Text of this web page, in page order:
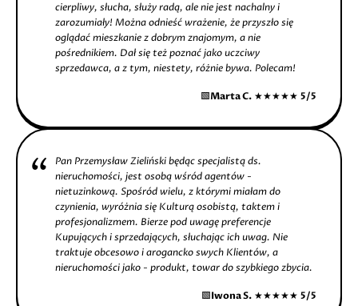
cierpliwy, słucha, służy radą, ale nie jest nachalny i
zarozumiały! Można odnieść wrażenie, że przyszło się
oglądać mieszkanie z dobrym znajomym, a nie
pośrednikiem. Dał się też poznać jako uczciwy
sprzedawca, a z tym, niestety, różnie bywa. Polecam!
🟩Marta C. ★★★★★ 5/5
Pan Przemysław Zieliński będąc specjalistą ds.
nieruchomości, jest osobą wśród agentów -
nietuzinkową. Spośród wielu, z którymi miałam do
czynienia, wyróżnia się Kulturą osobistą, taktem i
profesjonalizmem. Bierze pod uwagę preferencje
Kupujących i sprzedających, słuchając ich uwag. Nie
traktuje obcesowo i arogancko swych Klientów, a
nieruchomości jako - produkt, towar do szybkiego zbycia.
🟩Iwona S. ★★★★★ 5/5